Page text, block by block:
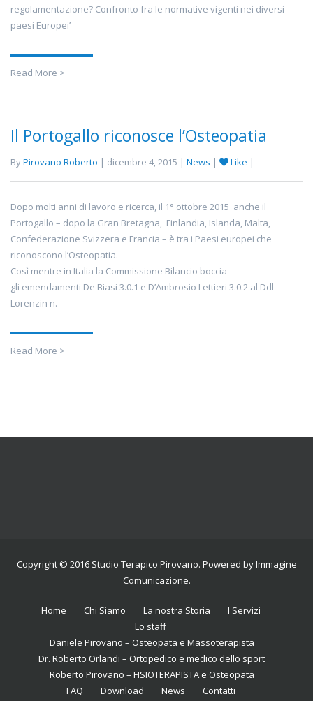
regolamentazione? Confronto fra le normative vigenti nei diversi
paesi Europei’
Read More >
Il Portogallo riconosce l’Osteopatia
ByPirovano Roberto | dicembre 4, 2015 | News | Like |
Dopo molti anni di lavoro e ricerca, il 1° ottobre 2015 anche il
Portogallo – dopo la Gran Bretagna, Finlandia, Islanda, Malta,
Confederazione Svizzera e Francia – è tra i Paesi europei che
riconoscono l’Osteopatia.
Così mentre in Italia la Commissione Bilancio boccia
gli emendamenti De Biasi 3.0.1 e D’Ambrosio Lettieri 3.0.2 al Ddl
Lorenzin n.
Read More >
Copyright © 2016 Studio Terapico Pirovano. Powered byImmagine
Comunicazione.
Home Chi Siamo La nostra Storia
I Servizi
Lo staff
Daniele Pirovano – Osteopata e Massoterapista
Dr. Roberto Orlandi – Ortopedico e medico dello sport
Roberto Pirovano – FISIOTERAPISTA e Osteopata
FAQ
Download News Contatti